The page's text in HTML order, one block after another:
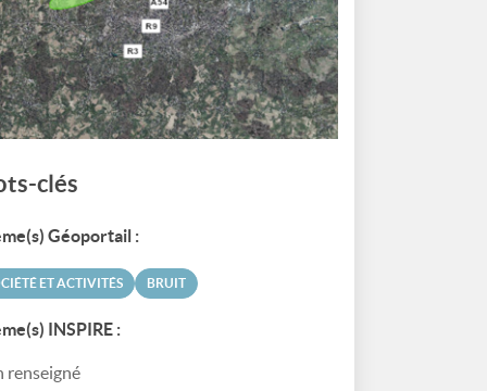
clés
Géoportail :
ET ACTIVITÉS BRUIT
INSPIRE :
renseigné